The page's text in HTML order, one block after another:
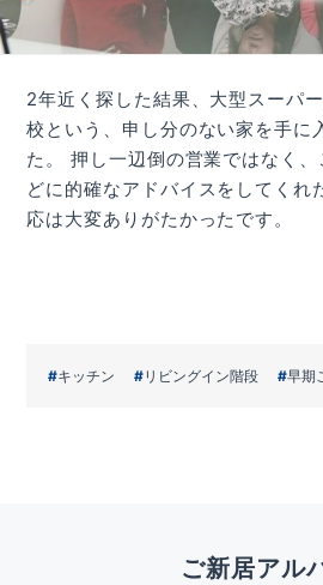
2年近く探した結果、大型スーパ
校という、申し分のない家を手に
た。 押し一辺倒の営業ではなく
どに的確なアドバイスをしてくれ
応は大変ありがたかったです。
キッチン リビングイン階段 早期
ご新居アル